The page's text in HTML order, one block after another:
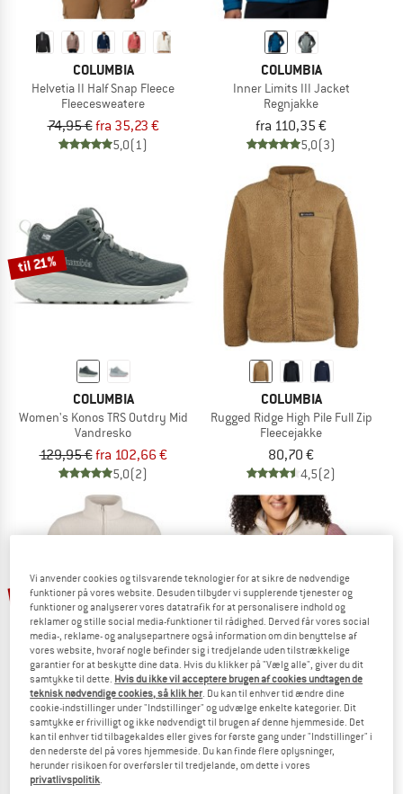
COLUMBIA
Helvetia II Half Snap Fleece
Fleecesweatere
74,95 €fra 35,23 €
5,0(1)
COLUMBIA
Inner Limits III Jacket
Regnjakke
fra 110,35 €
5,0(3)
til 21%
COLUMBIA
Women's Konos TRS Outdry Mid
Vandresko
129,95 €fra 102,66 €
5,0(2)
COLUMBIA
Rugged Ridge High Pile Full Zip
Fleecejakke
80,70 €
4,5(2)
til 20%
COLUMBIA
Jasper Ridge Pebbled Full Zip Fleece
Fleecejakke
79,95 €fra 63,96 €
COLUMBIA
Women's West Bend Vest II
Fleecevest
Vi anvender cookies og tilsvarende teknologier for at sikre de nødvendige
funktioner på vores website. Desuden tilbyder vi supplerende tjenester og
funktioner og analyserer vores datatrafik for at personalisere indhold og
reklamer og stille social media-funktioner til rådighed. Derved får vores social
media-, reklame- og analysepartnere også information om din benyttelse af
vores website, hvoraf nogle befinder sig i tredjelande uden tilstrækkelige
garantier for at beskytte dine data. Hvis du klikker på "Vælg alle", giver du dit
samtykke til dette. Hvis du ikke vil acceptere brugen af cookies undtagen de
teknisk nødvendige cookies, så klik her . Du kan til enhver tid ændre dine
cookie-indstillinger under "Indstillinger" og udvælge enkelte kategorier. Dit
samtykke er frivilligt og ikke nødvendigt til brugen af denne hjemmeside. Det
kan til enhver tid tilbagekaldes eller gives for første gang under "Indstillinger" i
den nederste del på vores hjemmeside. Du kan finde flere oplysninger,
herunder risikoen for overførsler til tredjelande, om dette i vores
privatlivspolitik